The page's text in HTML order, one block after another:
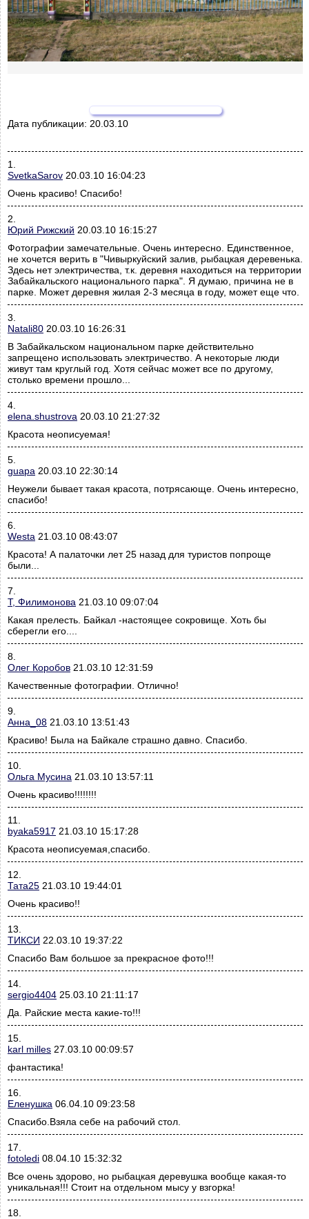
Дата публикации: 20.03.10
1.
SvetkaSarov 20.03.10 16:04:23
Очень красиво! Спасибо!
2.
Юрий Рижский 20.03.10 16:15:27
Фотографии замечательные. Очень интересно. Единственное,
не хочется верить в "Чивыркуйский залив, рыбацкая деревенька.
Здесь нет электричества, т.к. деревня находиться на территории
Забайкальского национального парка". Я думаю, причина не в
парке. Может деревня жилая 2-3 месяца в году, может еще что.
3.
Natali80 20.03.10 16:26:31
В Забайкальском национальном парке действительно
запрещено использовать электричество. А некоторые люди
живут там круглый год. Хотя сейчас может все по другому,
столько времени прошло...
4.
elena.shustrova 20.03.10 21:27:32
Красота неописуемая!
5.
guapa 20.03.10 22:30:14
Неужели бывает такая красота, потрясающе. Очень интересно,
спасибо!
6.
Westa 21.03.10 08:43:07
Красота! А палаточки лет 25 назад для туристов попроще
были...
7.
Т, Филимонова 21.03.10 09:07:04
Какая прелесть. Байкал -настоящее сокровище. Хоть бы
сберегли его....
8.
Олег Коробов 21.03.10 12:31:59
Качественные фотографии. Отлично!
9.
Анна_08 21.03.10 13:51:43
Красиво! Была на Байкале страшно давно. Спасибо.
10.
Ольга Мусина 21.03.10 13:57:11
Очень красиво!!!!!!!!
11.
byaka5917 21.03.10 15:17:28
Красота неописуемая,спасибо.
12.
Тата25 21.03.10 19:44:01
Очень красиво!!
13.
ТИКСИ 22.03.10 19:37:22
Спасибо Вам большое за прекрасное фото!!!
14.
sergio4404 25.03.10 21:11:17
Да. Райские места какие-то!!!
15.
karl milles 27.03.10 00:09:57
фантастика!
16.
Еленушка 06.04.10 09:23:58
Спасибо.Взяла себе на рабочий стол.
17.
fotoledi 08.04.10 15:32:32
Все очень здорово, но рыбацкая деревушка вообще какая-то
уникальная!!! Стоит на отдельном мысу у взгорка!
18.